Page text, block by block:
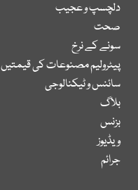
دلچسپ و عجیب
صحت
سونے کے نرخ
پیٹرولیم مصنوعات کی قیمتیں
سائنس و ٹیکنالوجی
بلاگ
بزنس
ویڈیوز
جرائم